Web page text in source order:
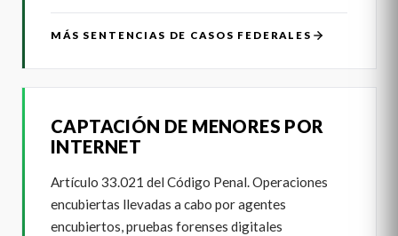
MÁS SENTENCIAS DE CASOS FEDERALES
CAPTACIÓN DE MENORES POR
INTERNET
Artículo 33.021 del Código Penal. Operaciones
encubiertas llevadas a cabo por agentes
encubiertos, pruebas forenses digitales